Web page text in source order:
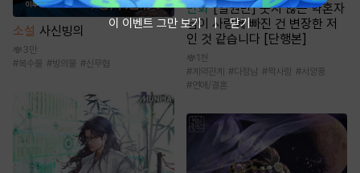
소설 사신빙의
3만
#복수물 #빙의물 #신무협
만화 [일권만] 웃지 않는 약혼자
님이 사랑에 빠진 건 변장한 저
인 것 같습니다 [단행본]
1천
#계약관계 #다정남 #짝사랑 #서양풍
#연애/결혼
이 이벤트 그만 보기 닫기